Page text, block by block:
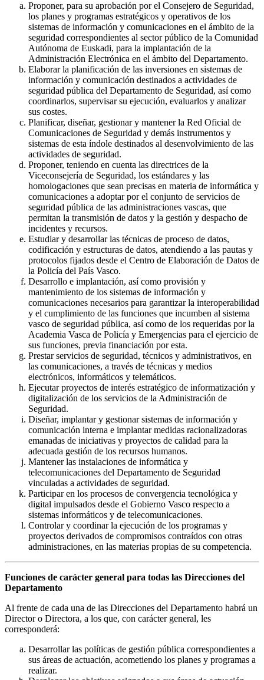
Proponer, para su aprobación por el Consejero de Seguridad,
los planes y programas estratégicos y operativos de los
sistemas de información y comunicaciones en el ámbito de la
seguridad correspondientes al sector público de la Comunidad
Autónoma de Euskadi, para la implantación de la
Administración Electrónica en el ámbito del Departamento.
Elaborar la planificación de las inversiones en sistemas de
información y comunicación destinados a actividades de
seguridad pública del Departamento de Seguridad, así como
coordinarlos, supervisar su ejecución, evaluarlos y analizar
sus costes.
Planificar, diseñar, gestionar y mantener la Red Oficial de
Comunicaciones de Seguridad y demás instrumentos y
sistemas de esta índole destinados al desenvolvimiento de las
actividades de seguridad.
Proponer, teniendo en cuenta las directrices de la
Viceconsejería de Seguridad, los estándares y las
homologaciones que sean precisas en materia de informática y
comunicaciones a adoptar por el conjunto de servicios de
seguridad pública de las administraciones vascas, que
permitan la transmisión de datos y la gestión y despacho de
incidentes y recursos.
Estudiar y desarrollar las técnicas de proceso de datos,
codificación y estructuras de datos, atendiendo a las pautas y
protocolos fijados desde el Centro de Elaboración de Datos de
la Policía del País Vasco.
Desarrollo e implantación, así como provisión y
mantenimiento de los sistemas de información y
comunicaciones necesarios para garantizar la interoperabilidad
y el cumplimiento de las funciones que incumben al sistema
vasco de seguridad pública, así como de los requeridas por la
Academia Vasca de Policía y Emergencias para el ejercicio de
sus funciones, previa financiación por esta.
Prestar servicios de seguridad, técnicos y administrativos, en
las comunicaciones, a través de técnicas y medios
electrónicos, informáticos y telemáticos.
Ejecutar proyectos de interés estratégico de informatización y
digitalización de los servicios de la Administración de
Seguridad.
Diseñar, implantar y gestionar sistemas de información y
comunicación interna e implantar medidas racionalizadoras
emanadas de iniciativas y proyectos de calidad para la
adecuada gestión de los recursos humanos.
Mantener las instalaciones de informática y
telecomunicaciones del Departamento de Seguridad
vinculadas a actividades de seguridad.
Participar en los procesos de convergencia tecnológica y
digital impulsados desde el Gobierno Vasco respecto a
sistemas informáticos y de telecomunicaciones.
Controlar y coordinar la ejecución de los programas y
proyectos derivados de compromisos contraídos con otras
administraciones, en las materias propias de su competencia.
Funciones de carácter general para todas las Direcciones del
Departamento
Al frente de cada una de las Direcciones del Departamento habrá un
Director o Directora, a los que, con carácter general, les
corresponderá:
Desarrollar las políticas de gestión pública correspondientes a
sus áreas de actuación, acometiendo los planes y programas a
realizar.